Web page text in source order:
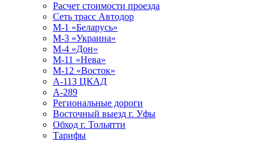
Расчет стоимости проезда
Сеть трасс Автодор
М-1 «Беларусь»
М-3 «Украина»
М-4 «Дон»
М-11 «Нева»
М-12 «Восток»
А-113 ЦКАД
А-289
Региональные дороги
Восточный выезд г. Уфы
Обход г. Тольятти
Тарифы